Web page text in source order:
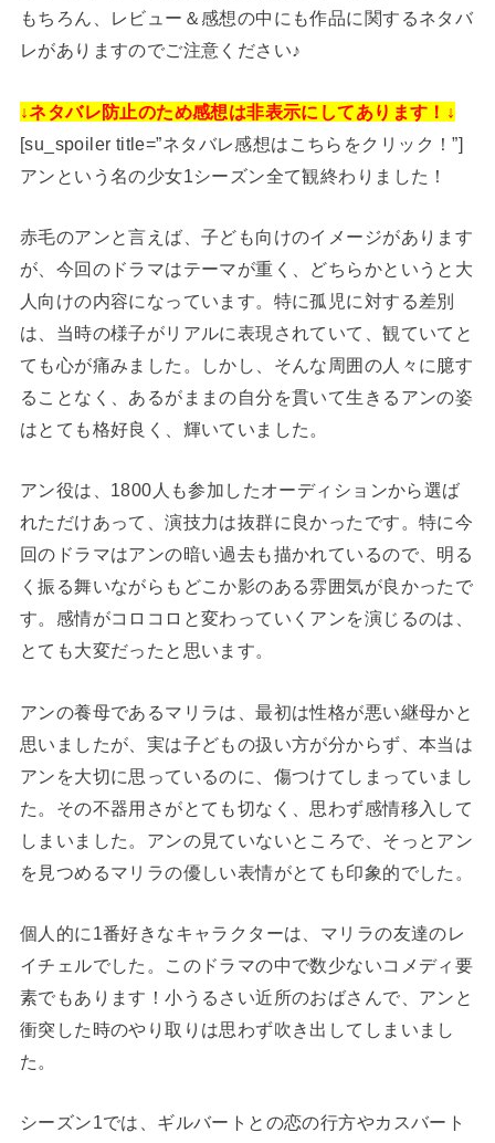
もちろん、レビュー＆感想の中にも作品に関するネタバ
レがありますのでご注意ください♪
↓ネタバレ防止のため感想は非表示にしてあります！↓
[su_spoiler title=”ネタバレ感想はこちらをクリック！”]
アンという名の少女1シーズン全て観終わりました！
赤毛のアンと言えば、子ども向けのイメージがあります
が、今回のドラマはテーマが重く、どちらかというと大
人向けの内容になっています。特に孤児に対する差別
は、当時の様子がリアルに表現されていて、観ていてと
ても心が痛みました。しかし、そんな周囲の人々に臆す
ることなく、あるがままの自分を貫いて生きるアンの姿
はとても格好良く、輝いていました。
アン役は、1800人も参加したオーディションから選ば
れただけあって、演技力は抜群に良かったです。特に今
回のドラマはアンの暗い過去も描かれているので、明る
く振る舞いながらもどこか影のある雰囲気が良かったで
す。感情がコロコロと変わっていくアンを演じるのは、
とても大変だったと思います。
アンの養母であるマリラは、最初は性格が悪い継母かと
思いましたが、実は子どもの扱い方が分からず、本当は
アンを大切に思っているのに、傷つけてしまっていまし
た。その不器用さがとても切なく、思わず感情移入して
しまいました。アンの見ていないところで、そっとアン
を見つめるマリラの優しい表情がとても印象的でした。
個人的に1番好きなキャラクターは、マリラの友達のレ
イチェルでした。このドラマの中で数少ないコメディ要
素でもあります！小うるさい近所のおばさんで、アンと
衝突した時のやり取りは思わず吹き出してしまいまし
た。
シーズン1では、ギルバートとの恋の行方やカスバート